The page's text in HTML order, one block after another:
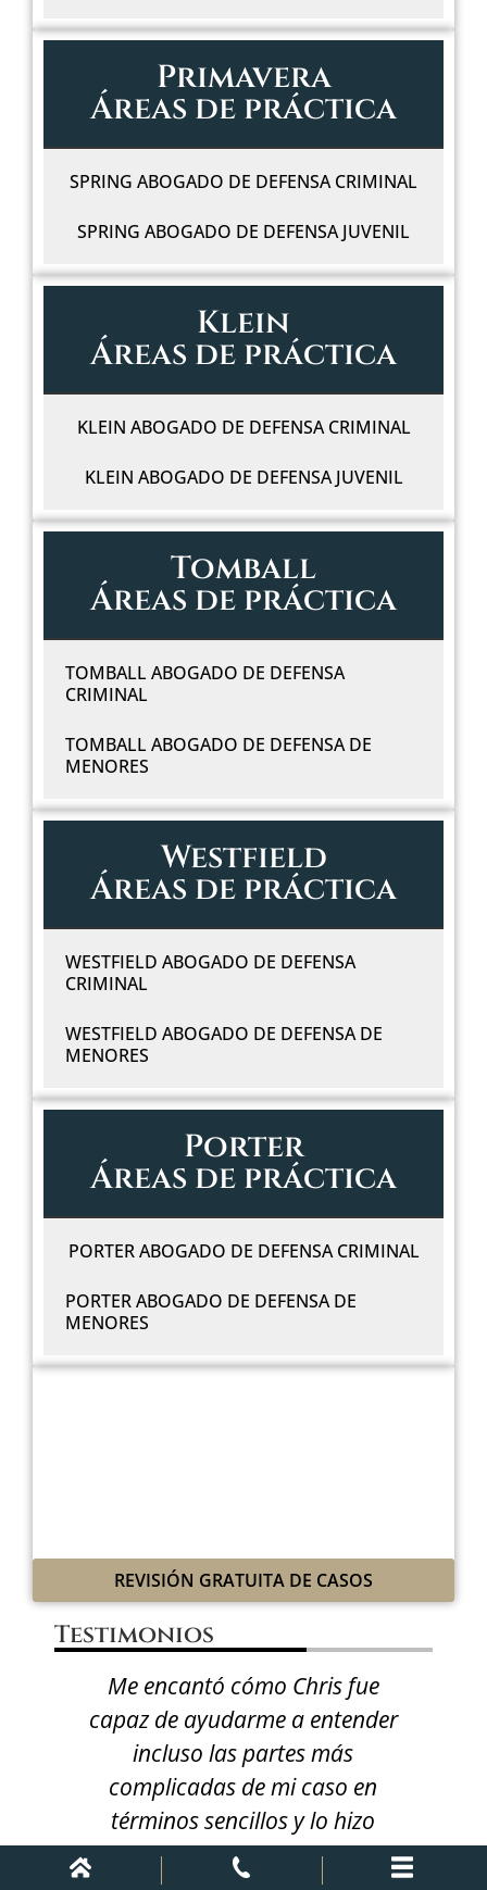
Primavera
Áreas de práctica
SPRING ABOGADO DE DEFENSA CRIMINAL
SPRING ABOGADO DE DEFENSA JUVENIL
Klein
Áreas de práctica
KLEIN ABOGADO DE DEFENSA CRIMINAL
KLEIN ABOGADO DE DEFENSA JUVENIL
Tomball
Áreas de práctica
TOMBALL ABOGADO DE DEFENSA
CRIMINAL
TOMBALL ABOGADO DE DEFENSA DE
MENORES
Westfield
Áreas de práctica
WESTFIELD ABOGADO DE DEFENSA
CRIMINAL
WESTFIELD ABOGADO DE DEFENSA DE
MENORES
Porter
Áreas de práctica
PORTER ABOGADO DE DEFENSA CRIMINAL
PORTER ABOGADO DE DEFENSA DE
MENORES
REVISIÓN GRATUITA DE CASOS
Testimonios
Me encantó cómo Chris fue
capaz de ayudarme a entender
incluso las partes más
complicadas de mi caso en
términos sencillos y lo hizo
mucho menos aterrador de